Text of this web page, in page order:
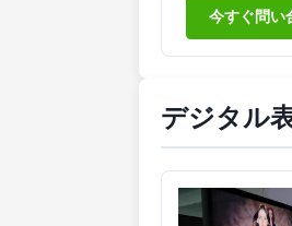
今すぐ問い
デジタル